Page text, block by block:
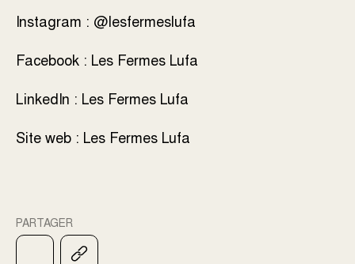
Instagram : @lesfermeslufa
Facebook : Les Fermes Lufa
LinkedIn : Les Fermes Lufa
Site web : Les Fermes Lufa
PARTAGER